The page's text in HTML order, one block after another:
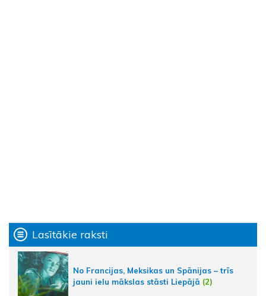
Lasītākie raksti
No Francijas, Meksikas un Spānijas – trīs
jauni ielu mākslas stāsti Liepājā (2)